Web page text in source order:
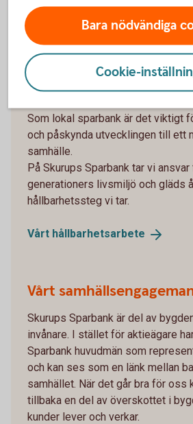
Vi är speciellt
Vårt hållbarhetsarbete
Som lokal sparbank är det viktigt
och påskynda utvecklingen till ett
samhälle.
På Skurups Sparbank tar vi
generationers livsmiljö och gläds
hållbarhetssteg vi tar.
Vårt hållbarhetsarbete
Vårt
Skurups Sparbank är del av
invånare. I stället för aktieägare
Sparbank huvudmän som
och kan ses som en länk mellan
samhället. När det går bra för oss
tillbaka en del av överskottet i
kunder lever och verkar.
Bara nödvändiga
Cookie-